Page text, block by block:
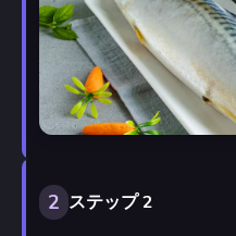
2 ステップ 2